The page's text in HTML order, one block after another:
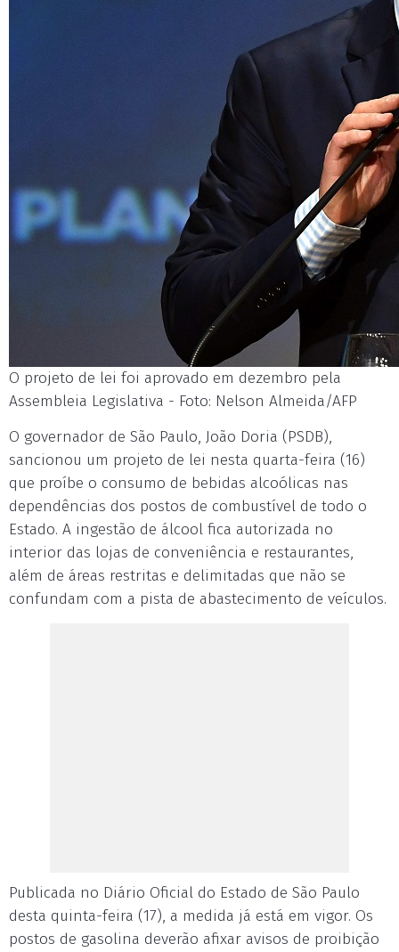
O projeto de lei foi aprovado em dezembro pela
Assembleia Legislativa - Foto: Nelson Almeida/AFP
O governador de São Paulo, João Doria (PSDB),
sancionou um projeto de lei nesta quarta-feira (16)
que proíbe o consumo de bebidas alcoólicas nas
dependências dos postos de combustível de todo o
Estado. A ingestão de álcool fica autorizada no
interior das lojas de conveniência e restaurantes,
além de áreas restritas e delimitadas que não se
confundam com a pista de abastecimento de veículos.
Publicada no Diário Oficial do Estado de São Paulo
desta quinta-feira (17), a medida já está em vigor. Os
postos de gasolina deverão afixar avisos de proibição